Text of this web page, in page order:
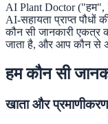
AI Plant Doctor ("हम",
AI-सहायता प्राप्त पौधों
कौन सी जानकारी एकत्र
जाता है, और आप कौन से
हम कौन सी
खाता और प्रमाणीकरण